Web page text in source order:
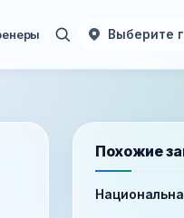
Выберите
Похожие